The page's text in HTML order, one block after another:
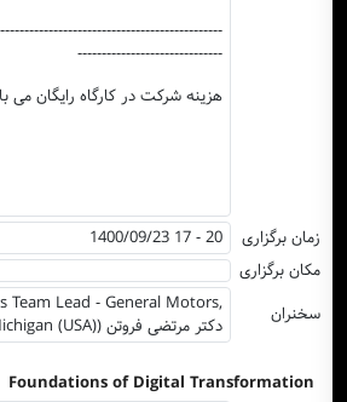
------------------------------
هزینه شرکت در کارگاه رایگان می
زمان برگزاری
1400/09/23 17 - 20
مکان برگزاری
سخنران
Team Lead - General Motors,
Michigan (USA)) دکتر مرتضی فروتن
Foundations of Digital Transformation